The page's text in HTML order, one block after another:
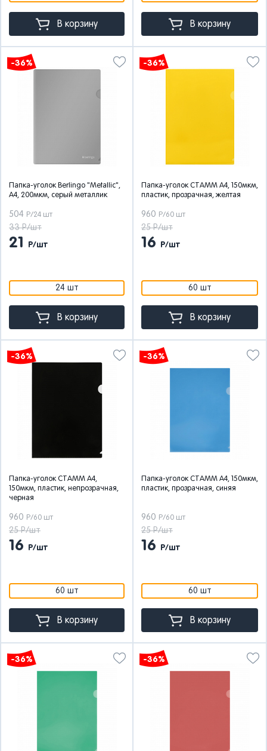
В корзину В корзину
-36%
Папка-уголок Berlingo "Metallic",
А4, 200мкм, серый металлик
504 Р/24 шт
33 Р/шт
21 Р/шт
24 шт
В корзину
-36%
Папка-уголок СТАММ А4, 150мкм,
пластик, прозрачная, желтая
960 Р/60 шт
25 Р/шт
16 Р/шт
60 шт
В корзину
-36%
Папка-уголок СТАММ А4,
150мкм, пластик, непрозрачная,
черная
960 Р/60 шт
25 Р/шт
16 Р/шт
60 шт
В корзину
-36%
Папка-уголок СТАММ А4, 150мкм,
пластик, прозрачная, синяя
960 Р/60 шт
25 Р/шт
16 Р/шт
60 шт
В корзину
-36% -36%